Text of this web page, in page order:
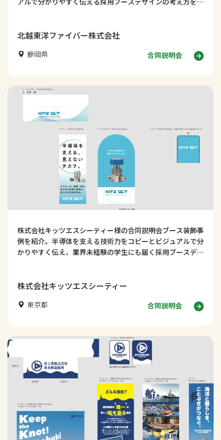
北越東洋ファイバー株式会社
静岡県 合同説明会
株式会社キッツエスシーティー様の合同説明会ブース装飾事
例を紹介。半導体を支える技術力をコピーとビジュアルで分
かりやすく伝え、業界未経験の学生にも届く採用ブースデザ
株式会社キッツエスシーティー
東京都 合同説明会